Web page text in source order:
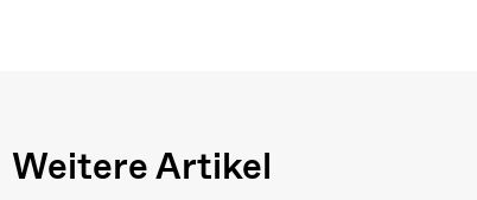
Weitere Artikel